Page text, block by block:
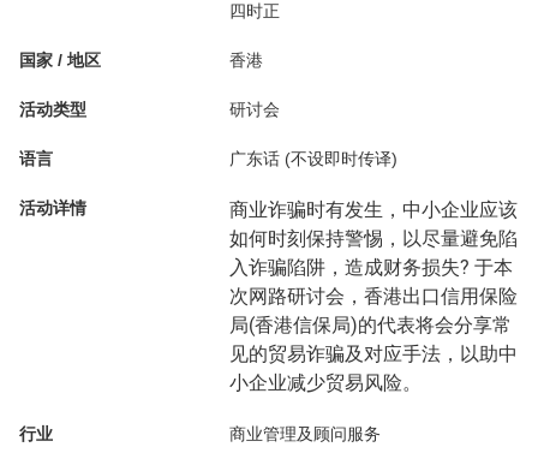
四时正
国家 / 地区 香港
活动类型 研讨会
语言 广东话 (不设即时传译)
活动详情
商业诈骗时有发生，中小企业应该
如何时刻保持警惕，以尽量避免陷
入诈骗陷阱，造成财务损失? 于本
次网路研讨会，香港出口信用保险
局(香港信保局)的代表将会分享常
见的贸易诈骗及对应手法，以助中
小企业减少贸易风险。
行业 商业管理及顾问服务